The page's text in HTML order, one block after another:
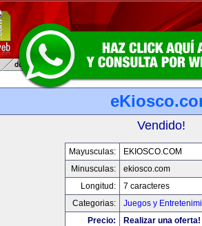
Vendido!
Mayusculas:
EKIOSCO.COM
Minusculas:
ekiosco.com
Longitud:
7 caracteres
Categorias:
Juegos y
Precio:
Realizar una oferta!